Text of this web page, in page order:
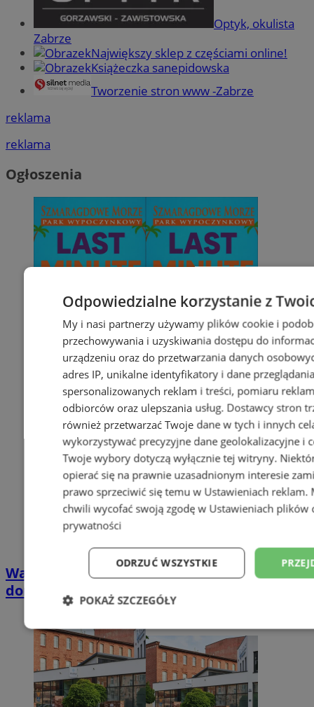
Optyk, okulista
Zabrze
Największy sklep z częściami online!
Książeczka sanepidowska
Tworzenie stron www -Zabrze
reklama
reklama
Ogłoszenia
Wakacyjny wypoczynek nad Bałtykiem w
domkach Szmaragdowe Morze
Odpowiedzialne korzystanie z
My i nasi partnerzy używamy plików cookie i
przechowywania i uzyskiwania dostępu do
urządzeniu oraz do przetwarzania danych
adres IP, unikalne identyfikatory i dane
spersonalizowanych reklam i treści, pomiaru
odbiorców oraz ulepszania usług. Dostawcy stron
również przetwarzać Twoje dane w tych i innych
wykorzystywać precyzyjne dane geolokalizacyjne i
Twoje wybory dotyczą wyłącznie tej witryny.
opierać się na prawnie uzasadnionym interesie
prawo sprzeciwić się temu w Ustawieniach reklam.
chwili wycofać swoją zgodę w Ustawieniach plików
prywatności
ODRZUĆ WSZYSTKIE
POKAŻ SZCZEGÓŁY
Niezbędne Wydajność
Niesklasyfikowane